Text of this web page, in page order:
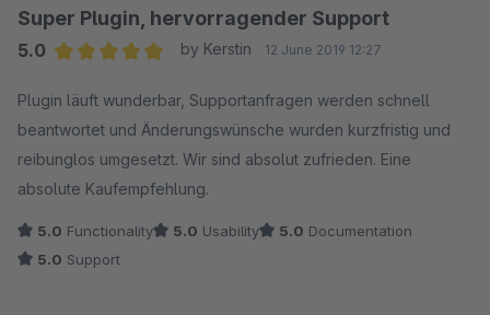
Einstellungsmöglichkeiten angepasst werden. Es bietet
außerdem die Möglichkeit das Dropdown für die
Der Hersteller reagiert schnell auf Support-Anfragen und hat
uns bei einem Formatierungsfehler der Preisanzeige in
unserem französischen Sprachhshop direkt weitergeholfen
Super Plugin, hervorragender Support
5.0
by Kerstin 12 June 2019 12:27
Plugin läuft wunderbar, Supportanfragen werden schnell
beantwortet und Änderungswünsche wurden kurzfristig und
reibunglos umgesetzt. Wir sind absolut zufrieden. Eine
absolute Kaufempfehlung.
5.0 Functionality 5.0 Usability 5.0 Documentation
5.0 Support